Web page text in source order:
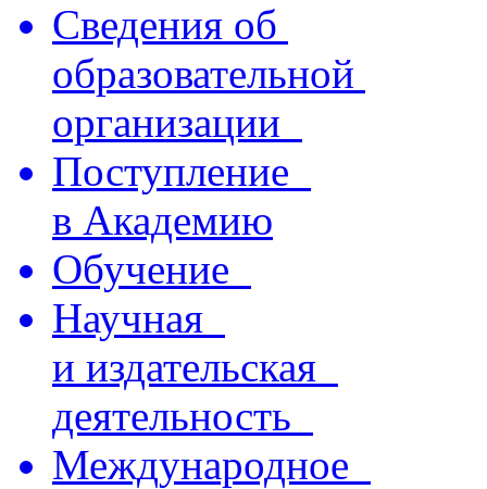
Сведения об
образовательной
организации
Поступление
в Академию
Обучение
Научная
и издательская
деятельность
Международное